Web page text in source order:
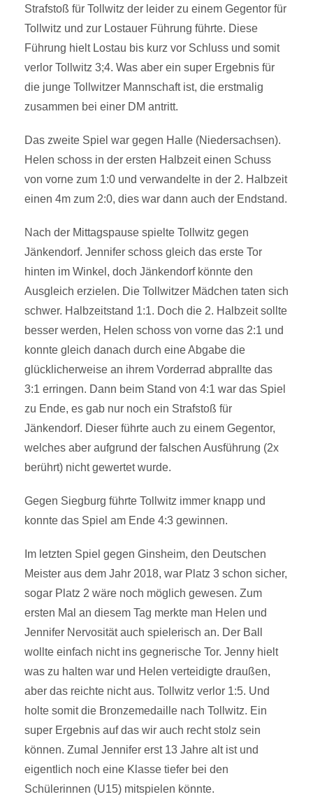
Strafstoß für Tollwitz der leider zu einem Gegentor für
Tollwitz und zur Lostauer Führung führte. Diese
Führung hielt Lostau bis kurz vor Schluss und somit
verlor Tollwitz 3;4. Was aber ein super Ergebnis für
die junge Tollwitzer Mannschaft ist, die erstmalig
zusammen bei einer DM antritt.
Das zweite Spiel war gegen Halle (Niedersachsen).
Helen schoss in der ersten Halbzeit einen Schuss
von vorne zum 1:0 und verwandelte in der 2. Halbzeit
einen 4m zum 2:0, dies war dann auch der Endstand.
Nach der Mittagspause spielte Tollwitz gegen
Jänkendorf. Jennifer schoss gleich das erste Tor
hinten im Winkel, doch Jänkendorf könnte den
Ausgleich erzielen. Die Tollwitzer Mädchen taten sich
schwer. Halbzeitstand 1:1. Doch die 2. Halbzeit sollte
besser werden, Helen schoss von vorne das 2:1 und
konnte gleich danach durch eine Abgabe die
glücklicherweise an ihrem Vorderrad abprallte das
3:1 erringen. Dann beim Stand von 4:1 war das Spiel
zu Ende, es gab nur noch ein Strafstoß für
Jänkendorf. Dieser führte auch zu einem Gegentor,
welches aber aufgrund der falschen Ausführung (2x
berührt) nicht gewertet wurde.
Gegen Siegburg führte Tollwitz immer knapp und
konnte das Spiel am Ende 4:3 gewinnen.
Im letzten Spiel gegen Ginsheim, den Deutschen
Meister aus dem Jahr 2018, war Platz 3 schon sicher,
sogar Platz 2 wäre noch möglich gewesen. Zum
ersten Mal an diesem Tag merkte man Helen und
Jennifer Nervosität auch spielerisch an. Der Ball
wollte einfach nicht ins gegnerische Tor. Jenny hielt
was zu halten war und Helen verteidigte draußen,
aber das reichte nicht aus. Tollwitz verlor 1:5. Und
holte somit die Bronzemedaille nach Tollwitz. Ein
super Ergebnis auf das wir auch recht stolz sein
können. Zumal Jennifer erst 13 Jahre alt ist und
eigentlich noch eine Klasse tiefer bei den
Schülerinnen (U15) mitspielen könnte.